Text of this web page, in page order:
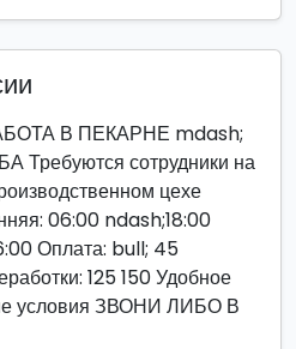
В ПЕКАРНЕ mdash;
сотрудники на
цехе
06:00 ndash;18:00
Оплата: bull; 45
125 150 Удобное
условия ЗВОНИ ЛИБО В